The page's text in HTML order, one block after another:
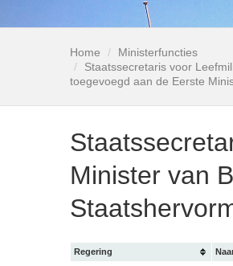
Home
Ministerfuncties
Staatssecretaris voor
toegevoegd aan de Eerste
Minister van
Regering